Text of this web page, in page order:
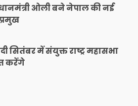
ओली बने नेपाल की नई
सितंबर में संयुक्त राष्ट्र महासभा
करेंगे